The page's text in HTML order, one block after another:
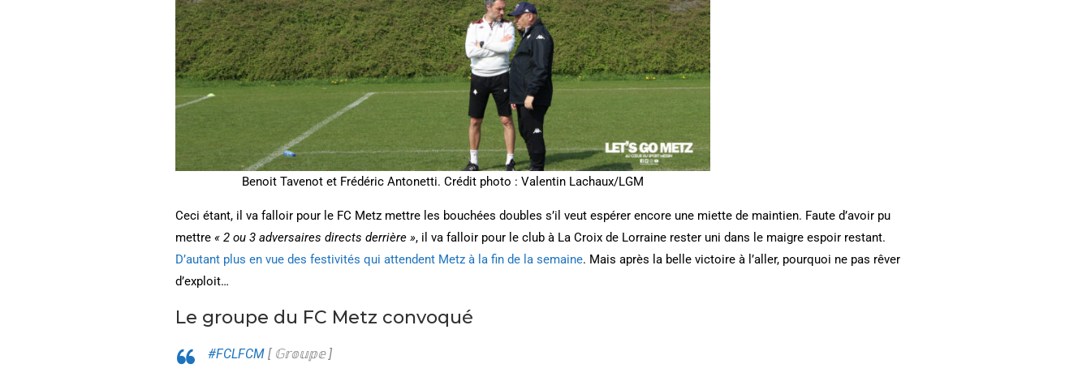
Benoit Tavenot et Frédéric Antonetti. Crédit photo : Valentin Lachaux/LGM
Ceci étant, il va falloir pour le FC Metz mettre les bouchées doubles s’il veut espérer encore une miette de maintien. Faute d’avoir pu
mettre « 2 ou 3 adversaires directs derrière », il va falloir pour le club à La Croix de Lorraine rester uni dans le maigre espoir restant.
D’autant plus en vue des festivités qui attendent Metz à la fin de la semaine. Mais après la belle victoire à l’aller, pourquoi ne pas rêver
d’exploit…
Le groupe du FC Metz convoqué
#FCLFCM [ 𝔾𝕣𝕠𝕦𝕡𝕖 ]